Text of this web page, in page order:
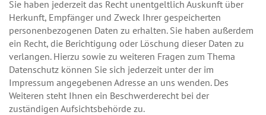
Sie haben jederzeit das Recht unentgeltlich Auskunft über
Herkunft, Empfänger und Zweck Ihrer gespeicherten
personenbezogenen Daten zu erhalten. Sie haben außerdem
ein Recht, die Berichtigung oder Löschung dieser Daten zu
verlangen. Hierzu sowie zu weiteren Fragen zum Thema
Datenschutz können Sie sich jederzeit unter der im
Impressum angegebenen Adresse an uns wenden. Des
Weiteren steht Ihnen ein Beschwerderecht bei der
zuständigen Aufsichtsbehörde zu.